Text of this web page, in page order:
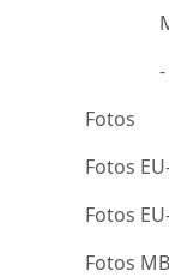
Fotos
Fotos
Fotos
Fotos